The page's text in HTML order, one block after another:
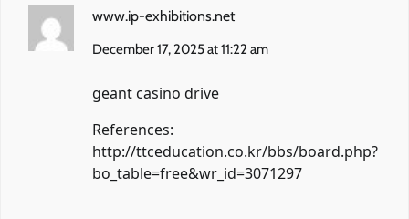
www.ip-exhibitions.net
December 17, 2025 at 11:22 am
geant casino drive
References:
http://ttceducation.co.kr/bbs/board.php?
bo_table=free&wr_id=3071297